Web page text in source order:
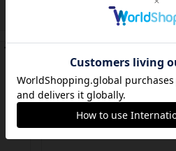
by みいやん